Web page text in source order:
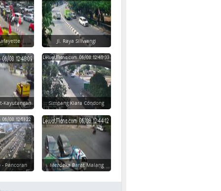
Jl. Raya Siliwangi
Kayutangan Simpang Kiara Condong
- Pancoran Merdeka Barat Malang